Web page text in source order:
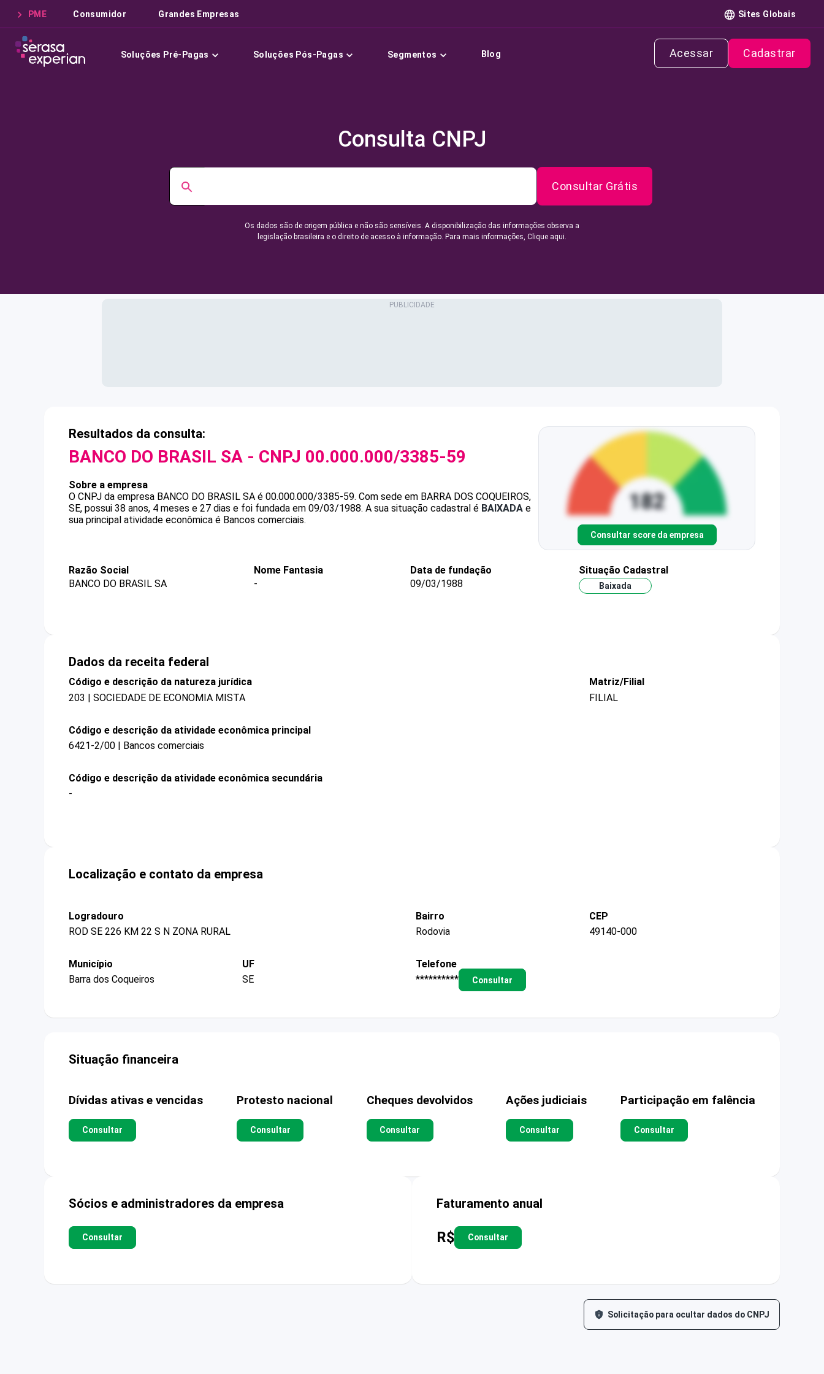
PME Consumidor Grandes Empresas Sites Globais
Soluções Pré-Pagas Soluções Pós-Pagas Segmentos Blog Acessar Cadastrar
Consulta CNPJ
Consultar Grátis
Os dados são de origem pública e não são sensíveis. A disponibilização das informações observa a
legislação brasileira e o direito de acesso à informação. Para mais informações, Clique aqui.
Resultados da consulta:
BANCO DO BRASIL SA - CNPJ 00.000.000/3385-59
Sobre a empresa
O CNPJ da empresa BANCO DO BRASIL SA é 00.000.000/3385-59. Com sede em BARRA DOS COQUEIROS,
SE, possui 38 anos, 4 meses e 27 dias e foi fundada em 09/03/1988. A sua situação cadastral é BAIXADA e
sua principal atividade econômica é Bancos comerciais.
Consultar score da empresa
Razão Social
BANCO DO BRASIL SA
Nome Fantasia
-
Data de fundação
09/03/1988
Situação Cadastral
Baixada
Dados da receita federal
Código e descrição da natureza jurídica
203 | SOCIEDADE DE ECONOMIA MISTA
Matriz/Filial
FILIAL
Código e descrição da atividade econômica principal
6421-2/00 | Bancos comerciais
Código e descrição da atividade econômica secundária
-
Localização e contato da empresa
Logradouro
ROD SE 226 KM 22 S N ZONA RURAL
Bairro
Rodovia
CEP
49140-000
Município
Barra dos Coqueiros
UF
SE
Telefone
**********
Consultar
Situação financeira
Dívidas ativas e vencidas
Consultar
Protesto nacional
Consultar
Cheques devolvidos
Consultar
Ações judiciais
Consultar
Participação em falência
Consultar
Sócios e administradores da empresa
Consultar
Faturamento anual
R$ Consultar
Solicitação para ocultar dados do CNPJ